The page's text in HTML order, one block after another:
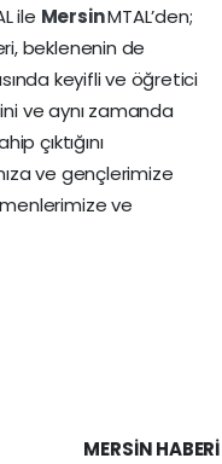
ile MersinMTAL’den;
beklenenin de
keyifli ve öğretici
ve aynı zamanda
çıktığını
ve gençlerimize
ve
MERSIN HABERİ